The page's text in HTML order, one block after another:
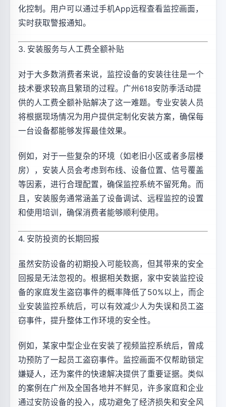
化控制。用户可以通过手机App远程查看监控画面，
实时获取警报通知。
3. 安装服务与人工费全额补贴
对于大多数消费者来说，监控设备的安装往往是一个
技术要求较高且繁琐的过程。广州618安防季活动提
供的人工费全额补贴解决了这一难题。专业安装人员
将根据现场情况为用户提供定制化安装方案，确保每
一台设备都能够发挥最佳效果。
例如，对于一些复杂的环境（如老旧小区或者多层楼
房），安装人员会考虑到布线、设备位置、信号覆盖
等因素，进行合理配置，确保监控系统不留死角。而
且，安装服务通常涵盖了设备调试、远程监控的设置
和使用培训，确保消费者能够顺利使用。
4. 安防投资的长期回报
虽然安防设备的初期投入可能较高，但其带来的安全
回报是无法忽视的。根据相关数据，家中安装监控设
备的家庭发生盗窃事件的概率降低了50%以上，而企
业安装监控系统后，可以有效减少人为失误和员工盗
窃事件，提升整体工作环境的安全性。
例如，某家中型企业在安装了视频监控系统后，曾成
功预防了一起员工盗窃事件。监控画面不仅帮助锁定
嫌疑人，还为案件的快速解决提供了重要证据。类似
的案例在广州及全国各地并不鲜见，许多家庭和企业
通过安防设备的投入，成功避免了经济损失和安全风